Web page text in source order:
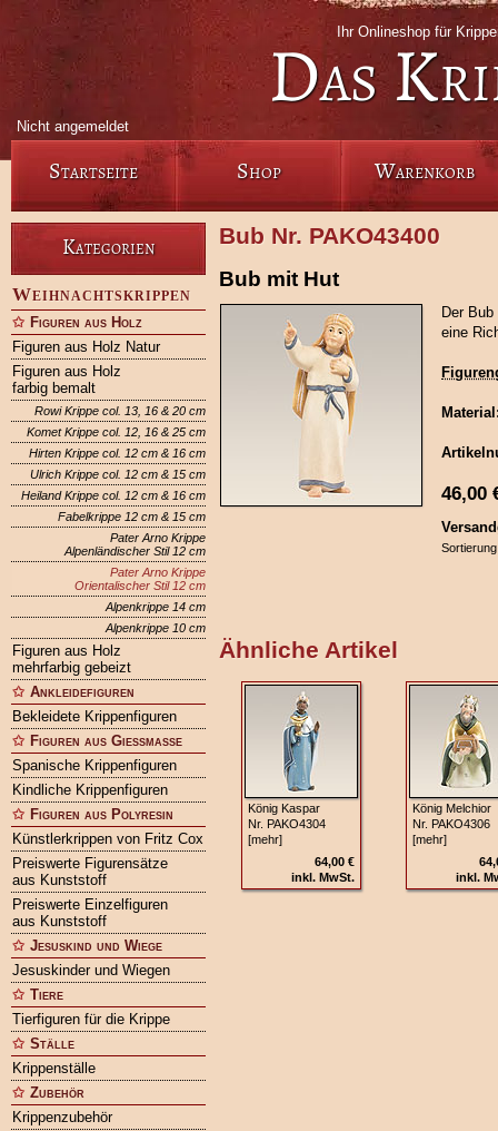
Ihr Onlineshop für
Das
Nicht angemeldet
Startseite Shop Warenkorb
Kategorien
Weihnachtskrippen
Figuren aus Holz
Figuren aus Holz Natur
Figuren aus Holz
farbig bemalt
Rowi Krippe col. 13, 16 & 20 cm
Komet Krippe col. 12, 16 & 25 cm
Hirten Krippe col. 12 cm & 16 cm
Ulrich Krippe col. 12 cm & 15 cm
Heiland Krippe col. 12 cm & 16 cm
Fabelkrippe 12 cm & 15 cm
Pater Arno Krippe
Alpenländischer Stil 12 cm
Pater Arno Krippe
Orientalischer Stil 12 cm
Alpenkrippe 14 cm
Alpenkrippe 10 cm
Figuren aus Holz
mehrfarbig gebeizt
Ankleidefiguren
Bekleidete Krippenfiguren
Figuren aus Gießmasse
Spanische Krippenfiguren
Kindliche Krippenfiguren
Figuren aus Polyresin
Künstlerkrippen von Fritz Cox
Preiswerte Figurensätze
aus Kunststoff
Preiswerte Einzelfiguren
aus Kunststoff
Jesuskind und Wiege
Jesuskinder und Wiegen
Tiere
Tierfiguren für die Krippe
Ställe
Krippenställe
Zubehör
Krippenzubehör
Bub Nr. PAKO43400
Bub mit Hut
Der
eine
46,00
Ähnliche Artikel
König Kaspar
Nr. PAKO4304
[mehr]
64,00 €
inkl. MwSt.
König Melchior
Nr. PAKO4306
[mehr]
inkl.